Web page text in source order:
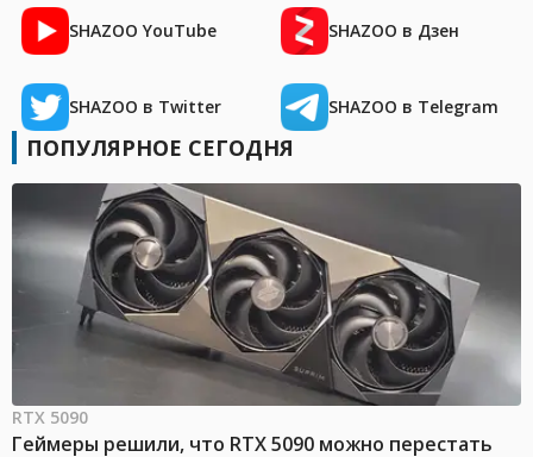
SHAZOO YouTube SHAZOO в Дзен
SHAZOO в Twitter SHAZOO в Telegram
ПОПУЛЯРНОЕ СЕГОДНЯ
RTX 5090
Геймеры решили, что RTX 5090 можно перестать